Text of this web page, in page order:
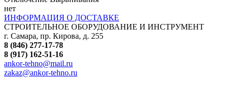
нет
ИНФОРМАЦИЯ О ДОСТАВКЕ
СТРОИТЕЛЬНОЕ ОБОРУДОВАНИЕ И ИНСТРУМЕНТ
г. Самара, пр. Кирова, д. 255
8 (846) 277-17-78
8 (917) 162-51-16
ankor-tehno@mail.ru
zakaz@ankor-tehno.ru